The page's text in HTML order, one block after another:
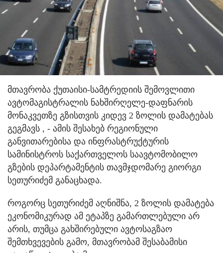
მთავრობა ქუთაისი-სამტრედიის შემოვლითი
ავტომაგისტრალის ნახშირღელე-დაფნარის
მონაკვეთზე გზისთვის კიდევ 2 ზოლის დამატებას
გეგმავს , - ამის შესახებ რეგიონული
განვითარებისა და ინფრასტრუქტურის
სამინისტროს საქართველოს საავტომობილო
გზების დეპარტამენტის თავმჯდომარე გიორგი
სეთურიძემ განაცხადა.
როგორც სეთურიძემ აღნიშნა, 2 ზოლის დამატება
ეკონომიკურად ამ ეტაპზე გამართლებული არ
არის, თუმცა გახშირებული ავტოსაგზაო
შემთხვევების გამო, მთავრობამ შესაბამისი